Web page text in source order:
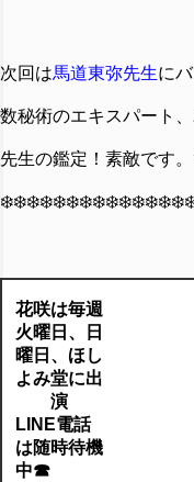
次回は馬道東弥先生に
数秘術のエキスパート
先生の鑑定！素敵です。
花咲は毎週
火曜日、日
曜日、ほし
よみ堂に出
演
LINE電話
は随時待機
中☎